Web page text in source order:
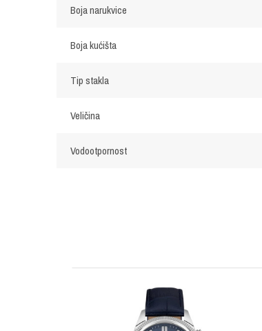
Boja narukvice
Boja kućišta
Tip stakla
Veličina
Vodootpornost